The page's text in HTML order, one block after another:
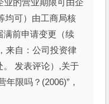
业的营业期限可由企
均可）由工商局核
满前申请变更（续
来自：公司投资律
。 发表评论）,关于
限吗？(2006)”，